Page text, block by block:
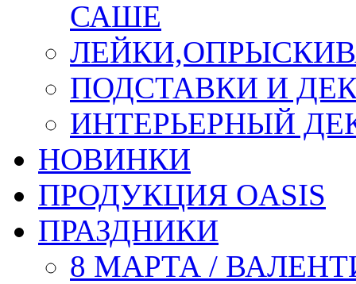
САШЕ
ПОДСТАВКИ И
ИНТЕРЬЕРНЫЙ
НОВИНКИ
ПРОДУКЦИЯ OASIS
ПРАЗДНИКИ
8 МАРТА /